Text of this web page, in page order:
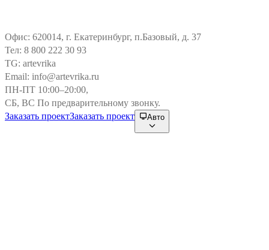
Офис: 620014, г. Екатеринбург, п.Базовый, д. 37
Тел: 8 800 222 30 93
TG: artevrika
Email: info@artevrika.ru
ПН-ПТ 10:00–20:00,
СБ, ВС По предварительному звонку.
Заказать проектЗаказать проект Авто